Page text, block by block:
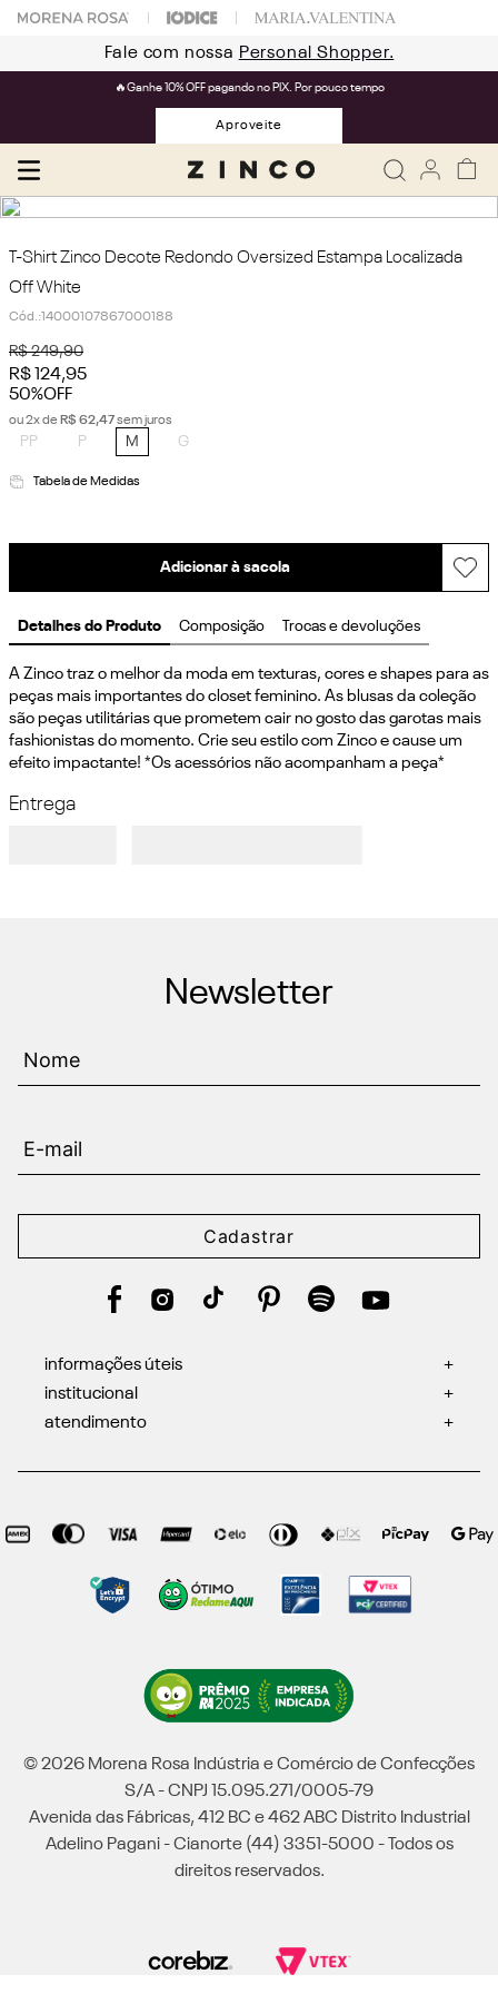
Fale com nossa Personal Shopper.
🔥Ganhe 10% OFF pagando no PIX. Por pouco tempo
Aproveite
T-Shirt Zinco Decote Redondo Oversized Estampa Localizada
Off White
Cód.:14000107867000188
R$ 249,90
R$ 124,95
50%OFF
ou2x de R$ 62,47sem juros
PP P M G
Tabela de Medidas
Adicionar à sacola
Detalhes do Produto Composição Trocas e devoluções
A Zinco traz o melhor da moda em texturas, cores e shapes para as
peças mais importantes do closet feminino. As blusas da coleção
são peças utilitárias que prometem cair no gosto das garotas mais
fashionistas do momento. Crie seu estilo com Zinco e cause um
efeito impactante! *Os acessórios não acompanham a peça*
Entrega
Newsletter
Cadastrar
informações úteis
+
institucional
+
atendimento
+
© 2026 Morena Rosa Indústria e Comércio de Confecções
S/A - CNPJ 15.095.271/0005-79
Avenida das Fábricas, 412 BC e 462 ABC Distrito Industrial
Adelino Pagani - Cianorte (44) 3351-5000 - Todos os
direitos reservados.